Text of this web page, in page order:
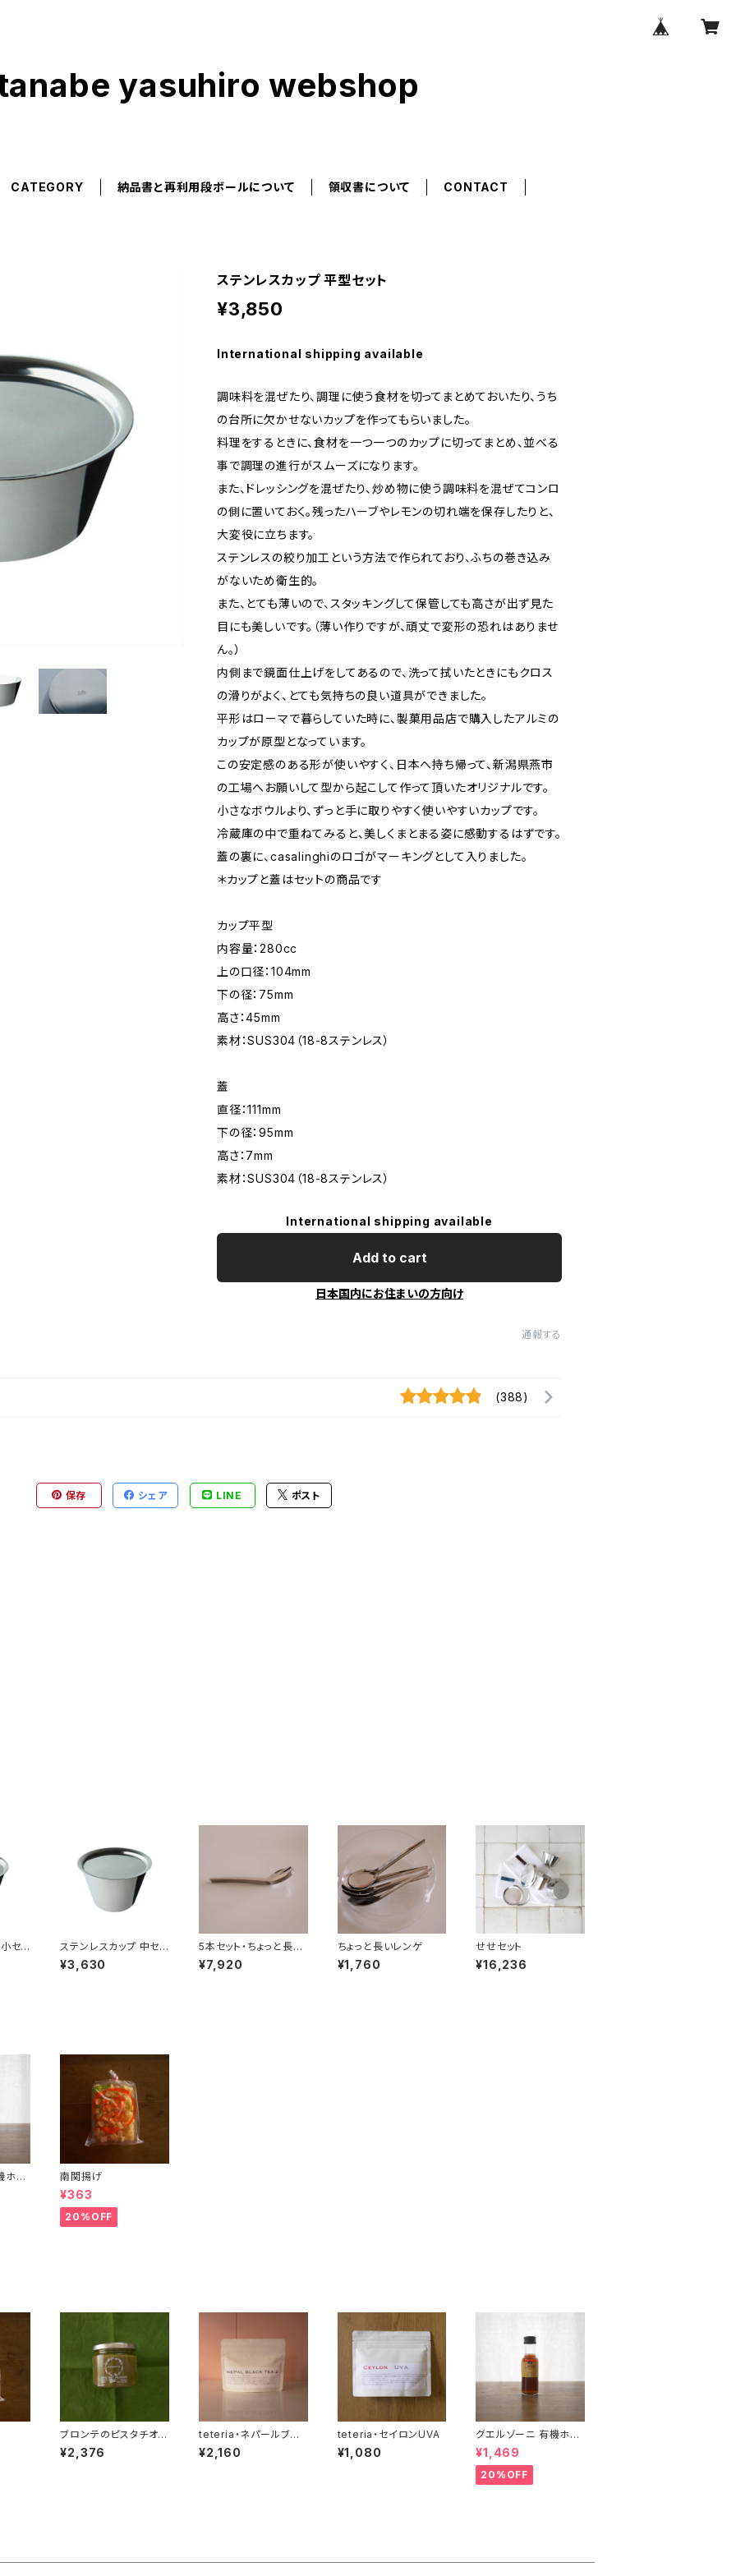
yasuhiro webshop
CATEGORY 納品書と再利用段ボールについて 領収書について CONTACT
ステンレスカップ 平型セット
¥3,850
International shipping available
調味料を混ぜたり、調理に使う食材を切ってまとめておいたり、うち
の台所に欠かせないカップを作ってもらいました。
料理をするときに、食材を一つ一つのカップに切ってまとめ、並べる
事で調理の進行がスムーズになります。
また、ドレッシングを混ぜたり、炒め物に使う調味料を混ぜてコンロ
の側に置いておく。残ったハーブやレモンの切れ端を保存したりと、
大変役に立ちます。
ステンレスの絞り加工という方法で作られており、ふちの巻き込み
がないため衛生的。
また、とても薄いので、スタッキングして保管しても高さが出ず見た
目にも美しいです。（薄い作りですが、頑丈で変形の恐れはありませ
ん。）
内側まで鏡面仕上げをしてあるので、洗って拭いたときにもクロス
の滑りがよく、とても気持ちの良い道具ができました。
平形はローマで暮らしていた時に、製菓用品店で購入したアルミの
カップが原型となっています。
この安定感のある形が使いやすく、日本へ持ち帰って、新潟県燕市
の工場へお願いして型から起こして作って頂いたオリジナルです。
小さなボウルより、ずっと手に取りやすく使いやすいカップです。
冷蔵庫の中で重ねてみると、美しくまとまる姿に感動するはずです。
蓋の裏に、casalinghiのロゴがマーキングとして入りました。
＊カップと蓋はセットの商品です
カップ平型
内容量：280cc
上の口径：104mm
下の径：75mm
高さ：45mm
素材：SUS304（18-8ステンレス）
蓋
直径：111mm
下の径：95mm
高さ：7mm
素材：SUS304（18-8ステンレス）
International shipping available
Add to cart
日本国内にお住まいの方向け
通報する
(388)
保存 シェア LINE ポスト
セッ
ステンレスカップ 中セッ
ト
¥3,630
5本セット・ちょっと長い
レンゲ
¥7,920
ちょっと長いレンゲ
¥1,760
せせセット
¥16,236
ホワ 南関揚げ
¥363
20%OFF
ブロンテのピスタチオ1
00％クリーム
¥2,376
teteria・ネパールブラッ
クティー2
¥2,160
teteria・セイロンUVA
¥1,080
グエルゾーニ 有機ホワ
イトバルサミコ
¥1,469
20%OFF